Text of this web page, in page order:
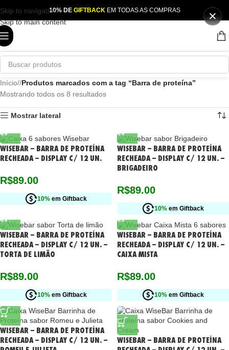
Skip to navigation
Skip to main content
🔥 APENAS 24 HORAS!
CREATINA GRÁTIS em TODOS os pedidos acima de R$ 50
10% DE GIFTBACKEM TODAS AS COMPRAS
Início/ Produtos marcados com a tag “Barra de proteína”
Mostrando todos os 8 resultados
Mostrar lateral
WISEBAR – BARRA DE PROTEÍNA
RECHEADA – DISPLAY C/ 12 UN.
R$89.00
10% em Giftback
WISEBAR – BARRA DE PROTEÍNA
RECHEADA – DISPLAY C/ 12 UN. –
BRIGADEIRO
R$89.00
10% em Giftback
WISEBAR – BARRA DE PROTEÍNA
RECHEADA – DISPLAY C/ 12 UN. –
TORTA DE LIMÃO
R$89.00
10% em Giftback
WISEBAR – BARRA DE PROTEÍNA
RECHEADA – DISPLAY C/ 12 UN. –
CAIXA MISTA
R$89.00
10% em Giftback
WISEBAR – BARRA DE PROTEÍNA
RECHEADA – DISPLAY C/ 12 UN. –
WISEBAR – BARRA DE PROTEÍNA
×